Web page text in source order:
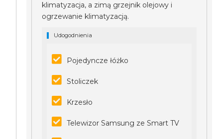
klimatyzacja, a zimą grzejnik olejowy i
ogrzewanie klimatyzacją.
Udogodnienia
Pojedyncze łóżko
Stoliczek
Krzesło
Telewizor Samsung ze Smart TV